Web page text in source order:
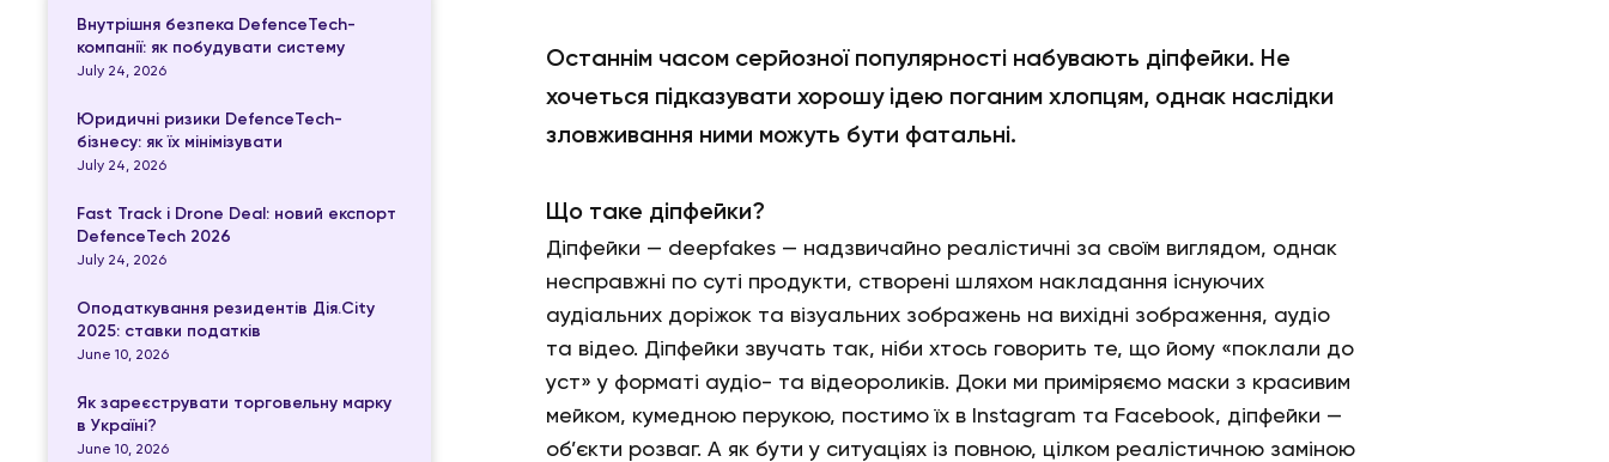
Внутрішня безпека DefenceTech-
компанії: як побудувати систему
July 24, 2026
Юридичні ризики DefenceTech-
бізнесу: як їх мінімізувати
July 24, 2026
Fast Track і Drone Deal: новий експорт
DefenceTech 2026
July 24, 2026
Оподаткування резидентів Дія.City
2025: ставки податків
June 10, 2026
Як зареєструвати торговельну марку
в Україні?
June 10, 2026
Останнім часом серйозної популярності набувають діпфейки. Не
хочеться підказувати хорошу ідею поганим хлопцям, однак наслідки
зловживання ними можуть бути фатальні.
Що таке діпфейки?
Діпфейки — deepfakes — надзвичайно реалістичні за своїм виглядом, однак
несправжні по суті продукти, створені шляхом накладання існуючих
аудіальних доріжок та візуальних зображень на вихідні зображення, аудіо
та відео. Діпфейки звучать так, ніби хтось говорить те, що йому «поклали до
уст» у форматі аудіо- та відеороликів. Доки ми приміряємо маски з красивим
мейком, кумедною перукою, постимо їх в Instagram та Facebook, діпфейки —
об’єкти розваг. А як бути у ситуаціях із повною, цілком реалістичною заміною